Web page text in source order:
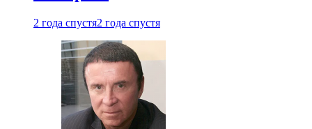
2 года спустя2 года спустя